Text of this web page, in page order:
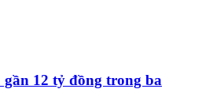
gần 12 tỷ đồng trong ba